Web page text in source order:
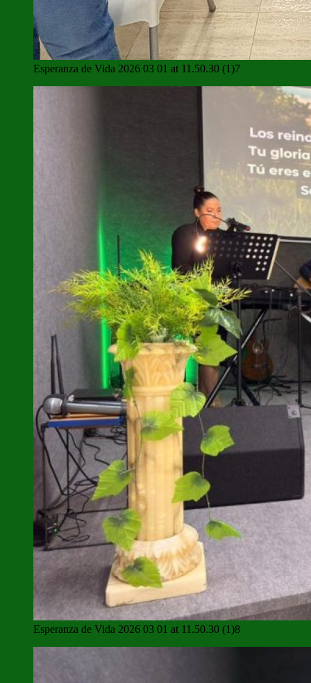
Esperanza de Vida 2026 03 01 at 11.50.30 (1)7
Esperanza de Vida 2026 03 01 at 11.50.30 (1)8